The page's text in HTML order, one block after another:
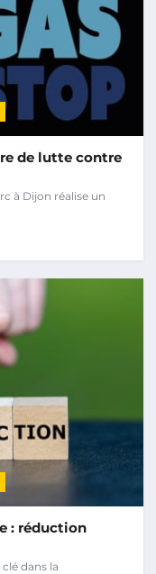
de lutte contre
à Dijon réalise un
: réduction
dans la